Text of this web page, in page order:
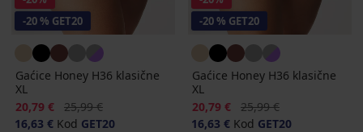
-20 % GET20
Gaćice Honey H36 klasične
XL
Popust
20,79 € Prvobitna cijena
25,99 €
16,63 € Kod GET20
-20 % GET20
Gaćice Honey H36 klasične
XL
Popust
20,79 € Prvobitna cijena
25,99 €
16,63 € Kod GET20